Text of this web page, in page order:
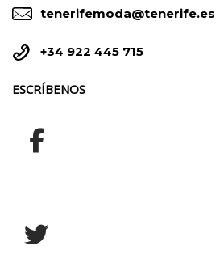

 tenerifemoda@tenerife.es

 +34 922 445 715
ESCRÍBENOS